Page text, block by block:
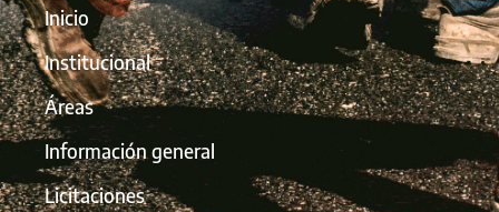
Inicio
Institucional
Áreas
Información general
Licitaciones